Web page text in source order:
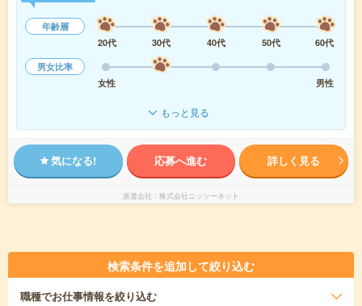
年齢層
20代
30代 40代 50代
60代
男女比率
女性
男性
もっと見る
気になる! 応募へ進む 詳しく見る
派遣会社 株式会社ニッソーネット
検索条件を追加して絞り込む
職種でお仕事情報を絞り込む